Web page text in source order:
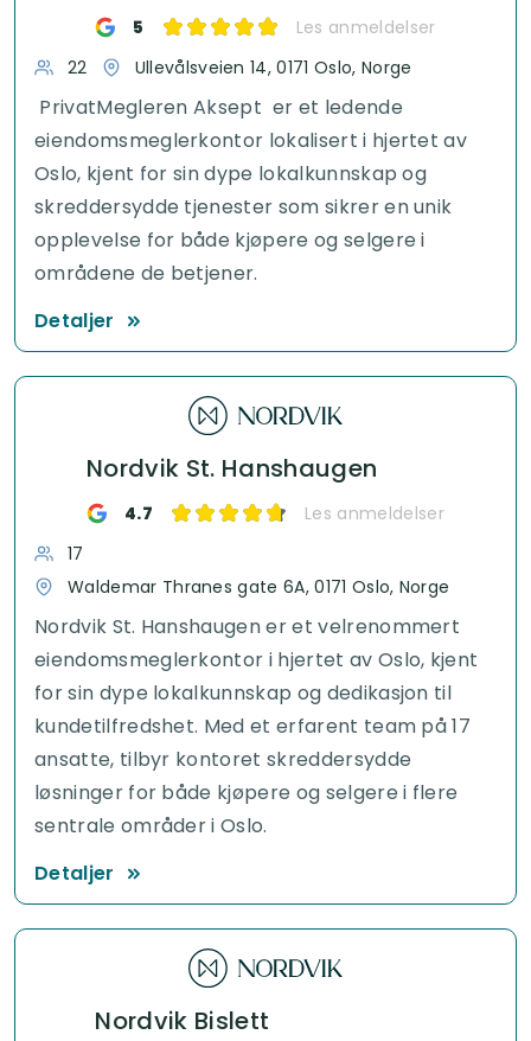
5 Les anmeldelser
PrivatMegleren Aksept er et ledende
eiendomsmeglerkontor lokalisert i hjertet av
Oslo, kjent for sin dype lokalkunnskap og
skreddersydde tjenester som sikrer en unik
opplevelse for både kjøpere og selgere i
områdene de betjener.
22 Ullevålsveien 14, 0171 Oslo, Norge
Detaljer
Nordvik St. Hanshaugen
4.7 Les anmeldelser
Nordvik St. Hanshaugen er et velrenommert
eiendomsmeglerkontor i hjertet av Oslo, kjent
for sin dype lokalkunnskap og dedikasjon til
kundetilfredshet. Med et erfarent team på 17
ansatte, tilbyr kontoret skreddersydde
løsninger for både kjøpere og selgere i flere
sentrale områder i Oslo.
17
Waldemar Thranes gate 6A, 0171 Oslo, Norge
Detaljer
Nordvik Bislett